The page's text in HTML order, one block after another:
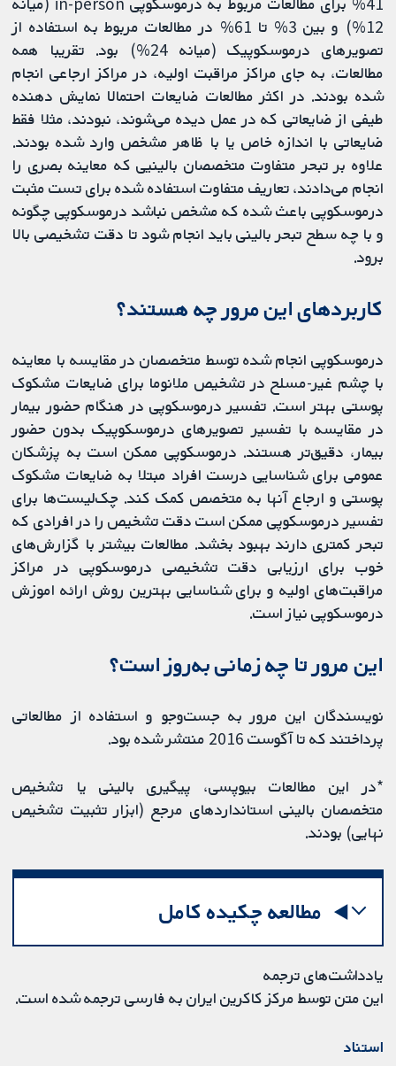
12%) و بین 3% تا 61% در مطالعات مربوط به استفاده از
تصویرهای درموسکوپیک (میانه 24%) بود. تقریبا همه
مطالعات، به جای مراکز مراقبت اولیه، در مراکز ارجاعی انجام
شده بودند. در اکثر مطالعات ضایعات احتمالا نمایش دهنده
طیفی از ضایعاتی که در عمل دیده می‌شوند، نبودند، مثلا فقط
ضایعاتی با اندازه خاص یا با ظاهر مشخص وارد شده بودند.
علاوه بر تبحر متفاوت متخصصان بالینیی که معاینه بصری را
انجام می‌دادند، تعاریف متفاوت استفاده شده برای تست مثبت
درموسکوپی باعث شده که مشخص نباشد درموسکوپی چگونه
و با چه سطح تبحر بالینی باید انجام شود تا دقت تشخیصی بالا
برود.
کاربردهای این مرور چه هستند؟
درموسکوپی انجام شده توسط متخصصان در مقایسه با معاینه
با چشم غیر-مسلح در تشخیص ملانوما برای ضایعات مشکوک
پوستی بهتر است. تفسیر درموسکوپی در هنگام حضور بیمار
در مقایسه با تفسیر تصویرهای درموسکوپیک بدون حضور
بیمار، دقیق‌تر هستند. درموسکوپی ممکن است به پزشکان
عمومی برای شناسایی درست افراد مبتلا به ضایعات مشکوک
پوستی و ارجاع آنها به متخصص کمک کند. چک‌لیست‌ها برای
تفسیر درموسکوپی ممکن است دقت تشخیص را در افرادی که
تبحر کمتری دارند بهبود بخشد. مطالعات بیشتر با گزارش‌های
خوب برای ارزیابی دقت تشخیصی درموسکوپی در مراکز
مراقبت‌های اولیه و برای شناسایی بهترین روش ارائه اموزش
درموسکوپی نیاز است.
این مرور تا چه زمانی به‌روز است؟
نویسندگان این مرور به جست‌وجو و استفاده از مطالعاتی
پرداختند که تا آگوست 2016 منتشر شده بود.
*در این مطالعات بیوپسی، پیگیری بالینی یا تشخیص
متخصصان بالینی استانداردهای مرجع (ابزار تثبیت تشخیص
نهایی) بودند.
مطالعه چکیده کامل
یادداشت‌های ترجمه
این متن توسط مرکز کاکرین ایران به فارسی ترجمه شده است.
استناد